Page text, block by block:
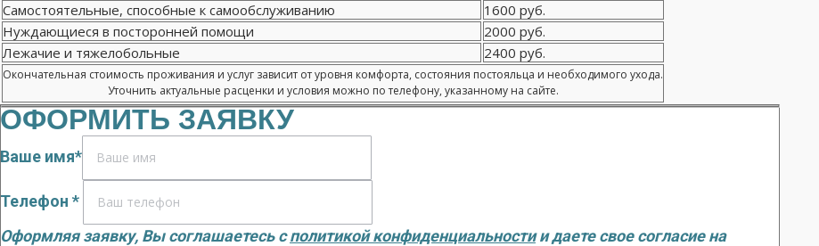
Самостоятельные, способные к самообслуживанию
1600 руб.
Нуждающиеся в посторонней помощи
2000 руб.
Лежачие и тяжелобольные
2400 руб.
Окончательная стоимость проживания и услуг зависит от уровня комфорта, состояния постояльца и необходимого ухода.
Уточнить актуальные расценки и условия можно по телефону, указанному на сайте.
ОФОРМИТЬ ЗАЯВКУ
Ваше имя*
Телефон *
Оформляя заявку, Вы соглашаетесь сполитикой конфиденциальностии даете свое согласие на